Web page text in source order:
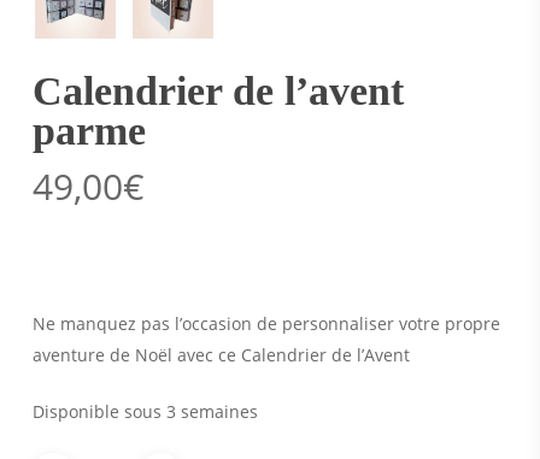
Calendrier de l’avent
parme
49,00€
Ne manquez pas l’occasion de personnaliser votre propre
aventure de Noël avec ce Calendrier de l’Avent
Disponible sous 3 semaines